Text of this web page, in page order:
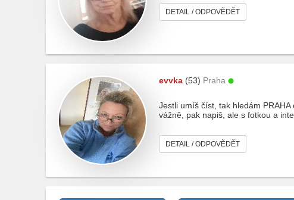
DETAIL / ODPOVĚDĚT
evvka (53) Praha
Jestli umíš číst, tak hledám
vážně, pak napiš, ale s fotkou a
DETAIL / ODPOVĚDĚT